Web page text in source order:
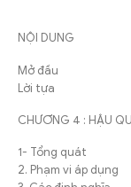
NỘI DUNG
Mở đầu
Lời tựa
CHƯƠNG 4 : HẬU
1- Tổng quát
2. Phạm vi áp dụng